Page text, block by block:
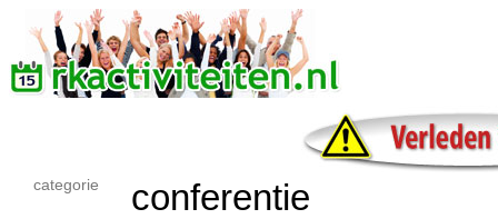
categorie conferentie